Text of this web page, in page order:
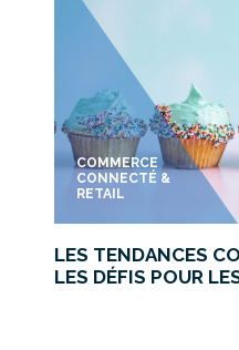
COMMERCE
CONNECTÉ &
RETAIL
LES TENDANCES
LES DÉFIS POUR